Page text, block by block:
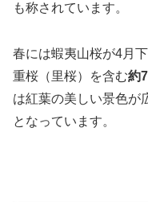
も称されています。
春には蝦夷山桜が4月
重桜（里桜）を含む約
は紅葉の美しい景色が
となっています。